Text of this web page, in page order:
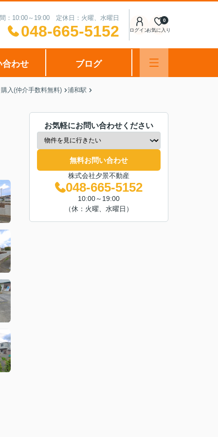
：10:00～19:00 定休日：火曜、水曜日
048-665-5152 ログインお気に入り
0
合わせ ブログ
入(仲介手数料無料) 浦和駅
お気軽にお問い合わせください
無料お問い合わせ
株式会社夕景不動産
048-665-5152
10:00～19:00
（休：火曜、水曜日）